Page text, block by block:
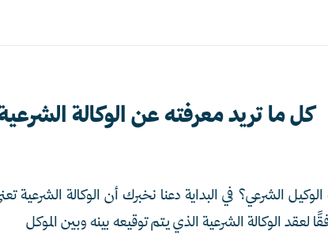
كل ما تريد معرفته عن الوكالة
الشرعي؟ في البداية دعنا نخبرك أن الوكالة الشرعية
لعقد الوكالة الشرعية الذي يتم توقيعه بينه وبين الموكل